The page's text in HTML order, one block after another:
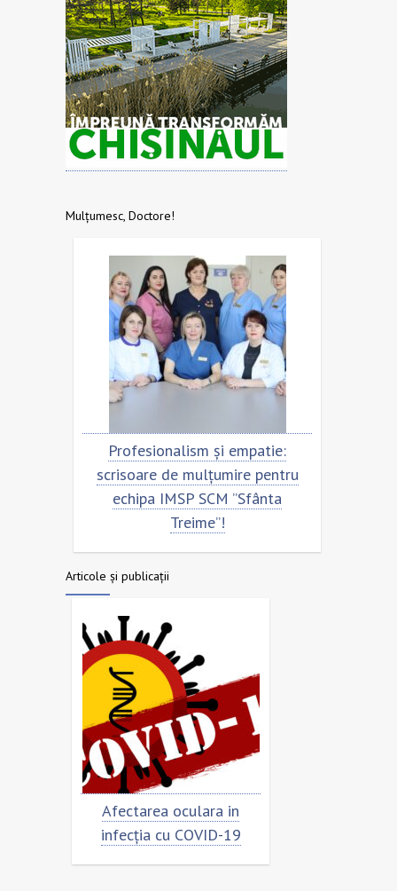
Mulțumesc, Doctore!
Profesionalism și empatie:
scrisoare de mulțumire pentru
echipa IMSP SCM ”Sfânta
Scrisoare de
echipa SCM
Articole și publicații
Afectarea oculara in
infecția cu COVID-19
Cât de „încoronat” este